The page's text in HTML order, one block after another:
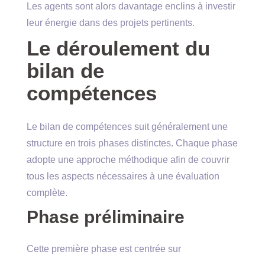
Les agents sont alors davantage enclins à investir
leur énergie dans des projets pertinents.
Le déroulement du
bilan de
compétences
Le bilan de compétences suit généralement une
structure en trois phases distinctes. Chaque phase
adopte une approche méthodique afin de couvrir
tous les aspects nécessaires à une évaluation
complète.
Phase préliminaire
Cette première phase est centrée sur